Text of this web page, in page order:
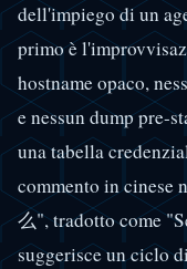
dell'impiego di un
primo è
hostname opaco,
e nessun dump pre-
una tabella
commento in cinese
么", tradotto come
suggerisce un ciclo